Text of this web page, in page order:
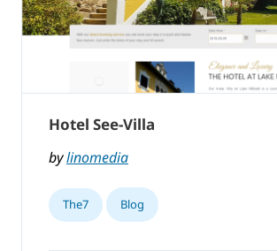
Hotel See-Villa
bylinomedia
The7 Blog